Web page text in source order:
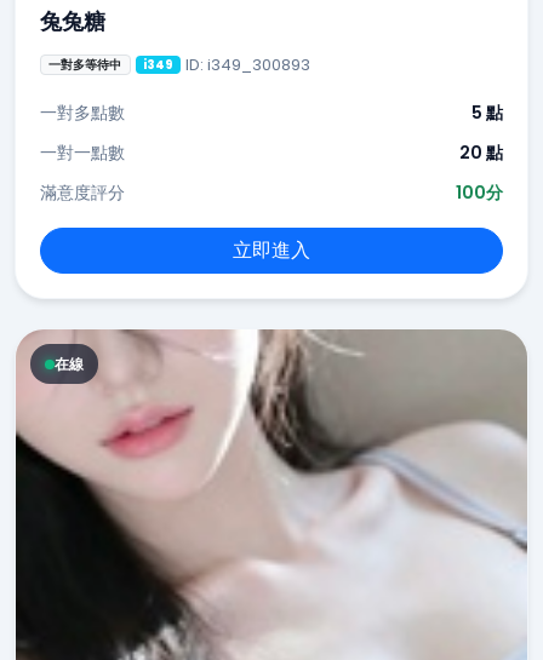
兔兔糖
一對多等待中 i349 ID: i349_300893
一對多點數
5 點
一對一點數
20 點
滿意度評分
100分
立即進入
在線